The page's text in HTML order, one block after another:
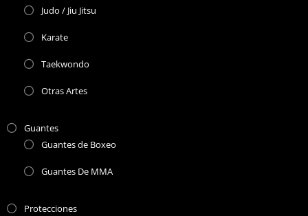
Judo / Jiu Jitsu
Karate
Taekwondo
Otras Artes
Guantes
Guantes de Boxeo
Guantes De MMA
Protecciones